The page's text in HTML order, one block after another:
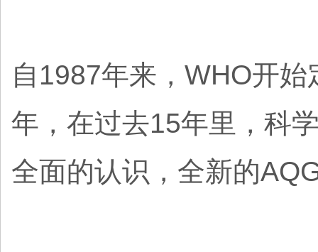
自1987年来，WHO开
年，在过去15年里，科
全面的认识，全新的